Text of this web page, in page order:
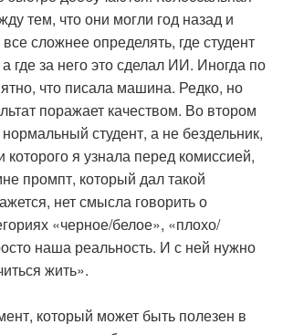
тем, что они могли год назад и
сложнее определять, где студент
где за него это сделал ИИ. Иногда по
что писала машина. Редко, но
поражает качеством. Во втором
студент, а не бездельник,
я узнала перед комиссией,
промпт, который дал такой
нет смысла говорить о
«черное/белое», «плохо/
наша реальность. И с ней нужно
жить».
который может быть полезен в